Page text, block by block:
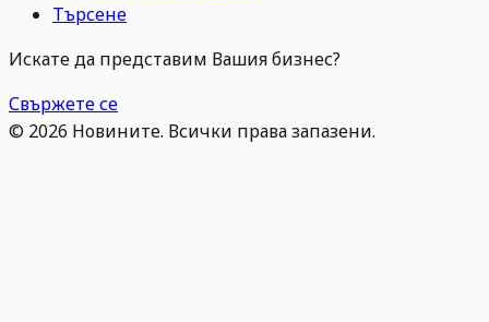
Търсене
Искате да представим Вашия бизнес?
Свържете се
© 2026 Новините. Всички права запазени.